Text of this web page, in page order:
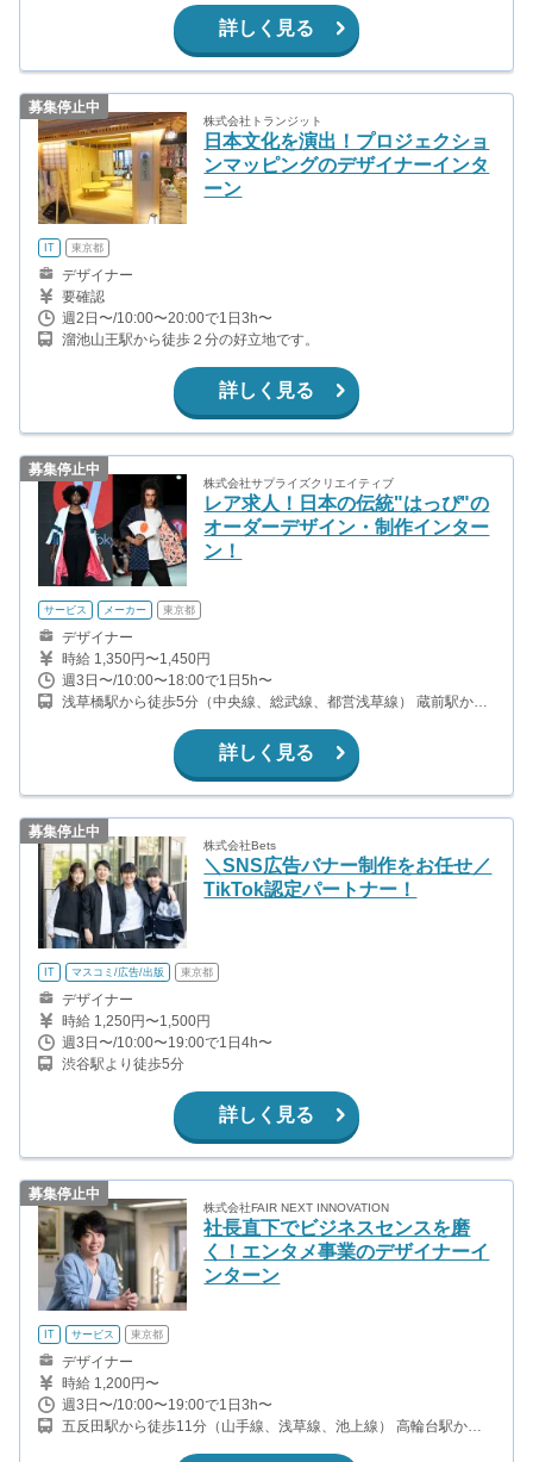
から徒歩8分(日比谷線、浅草線)
詳しく見る
募集停止中
株式会社トランジット
日本文化を演出！プロジェクショ
ンマッピングのデザイナーインタ
ーン
IT 東京都
デザイナー
要確認
週2日〜/10:00〜20:00で1日3h〜
溜池山王駅から徒歩２分の好立地です。
詳しく見る
募集停止中
株式会社サプライズクリエイティブ
レア求人！日本の伝統"はっぴ"の
オーダーデザイン・制作インター
ン！
サービス メーカー 東京都
デザイナー
時給 1,350円〜1,450円
週3日〜/10:00〜18:00で1日5h〜
浅草橋駅から徒歩5分（中央線、総武線、都営浅草線） 蔵前駅から
詳しく見る
募集停止中
株式会社Bets
＼SNS広告バナー制作をお任せ／
TikTok認定パートナー！
IT マスコミ/広告/出版 東京都
デザイナー
時給 1,250円〜1,500円
週3日〜/10:00〜19:00で1日4h〜
渋谷駅より徒歩5分
詳しく見る
募集停止中
株式会社FAIR NEXT INNOVATION
社長直下でビジネスセンスを磨
く！エンタメ事業のデザイナーイ
ンターン
IT サービス 東京都
デザイナー
時給 1,200円〜
週3日〜/10:00〜19:00で1日3h〜
五反田駅から徒歩11分（山手線、浅草線、池上線） 高輪台駅から